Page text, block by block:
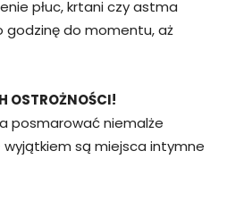
płuc, krtani czy astma
godzinę do momentu, aż
OSTROŻNOŚCI!
posmarować niemalże
wyjątkiem są miejsca intymne